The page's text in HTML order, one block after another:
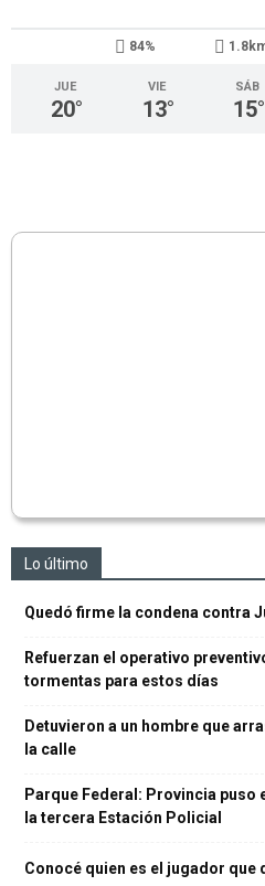
84%
JUE
20°
VIE
13°
SÁB
15°
Lo último
Quedó firme la condena contra
Refuerzan el operativo
tormentas para estos días
Detuvieron a un hombre que
la calle
Parque Federal: Provincia
la tercera Estación Policial
Conocé quien es el jugador que